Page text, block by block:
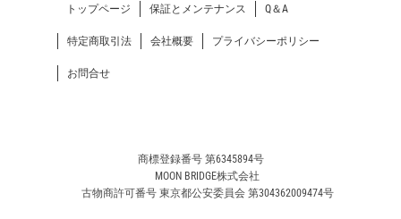
トップページ 保証とメンテナンス Q＆A
特定商取引法 会社概要 プライバシーポリシー
お問合せ
商標登録番号 第6345894号
MOON BRIDGE株式会社
古物商許可番号 東京都公安委員会 第304362009474号